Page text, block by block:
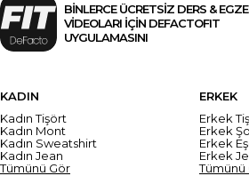
BİNLERCE ÜCRETSİZ DERS &
VİDEOLARI İÇİN DEFACTOFIT
UYGULAMASINI
KADIN
Kadın Tişört
Kadın Mont
Kadın Sweatshirt
Kadın Jean
Tümünü Gör
ERKEK
Erkek
Erkek
Erkek
Erkek
Tümünü